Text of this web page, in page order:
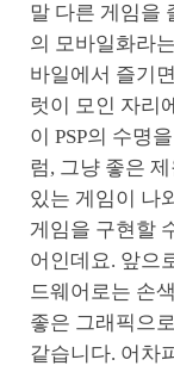
말 다른 게임을
의 모바일화라
바일에서 즐기
럿이 모인 자리
이 PSP의 수명
럼, 그냥 좋은
있는 게임이 나
게임을 구현할
어인데요. 앞으
드웨어로는 손
좋은 그래픽으
같습니다. 어차